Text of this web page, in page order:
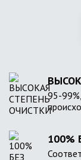
95-
100%